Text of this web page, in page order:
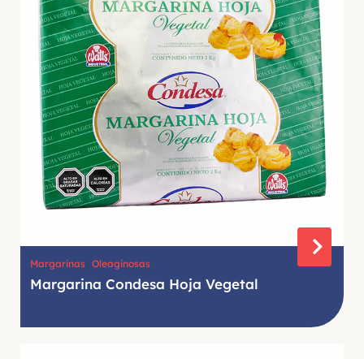
Margarinas, Oleaginosas
Margarina Condesa Hoja Vegetal